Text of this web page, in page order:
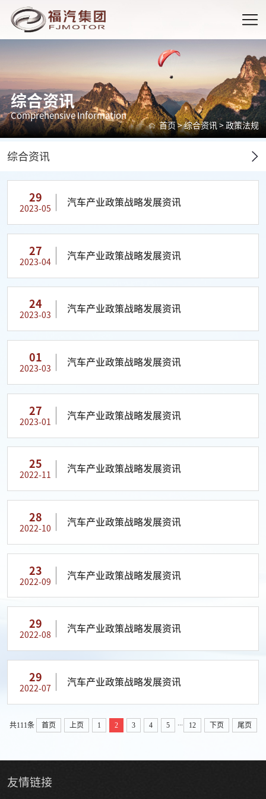
综合资讯
Comprehensive Information
首页 >综合资讯 > 政策法规
综合资讯
29
2023-05
汽车产业政策战略发展资讯
27
2023-04
汽车产业政策战略发展资讯
24
2023-03
汽车产业政策战略发展资讯
01
2023-03
汽车产业政策战略发展资讯
27
2023-01
汽车产业政策战略发展资讯
25
2022-11
汽车产业政策战略发展资讯
28
2022-10
汽车产业政策战略发展资讯
23
2022-09
汽车产业政策战略发展资讯
29
2022-08
汽车产业政策战略发展资讯
29
2022-07
汽车产业政策战略发展资讯
共111条 首页 上页 1 2 3 4 5 ... 12 下页 尾页
友情链接